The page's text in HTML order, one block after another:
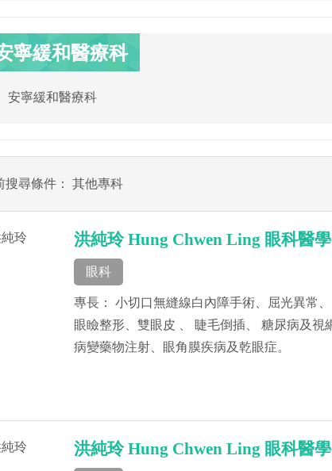
寧緩和醫療科
安寧緩和醫療科
搜尋條件： 其他專科
洪純玲 Hung Chwen Ling 眼科醫
眼科
專長： 小切口無縫線白內障手術、屈光異常
眼瞼整形、雙眼皮 、 睫毛倒插、 糖尿病及
病變藥物注射、眼角膜疾病及乾眼症。
洪純玲 Hung Chwen Ling 眼科醫